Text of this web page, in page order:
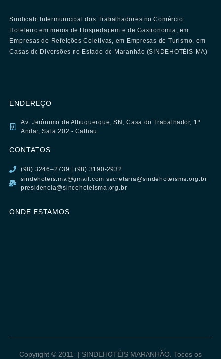
Sindicato Intermunicipal dos Trabalhadores no Comércio
Hoteleiro em meios de Hospedagem e de Gastronomia, em
Empresas de Refeições Coletivas, em Empresas de Turismo, em
Casas de Diversões no Estado do Maranhão (SINDEHOTÉIS-MA)
ENDEREÇO
Av. Jerônimo de Albuquerque, SN, Casa do Trabalhador, 1º
Andar, Sala 202 - Calhau
CONTATOS
(98) 3246–2739 | (98) 3190-2932
sindehoteis.ma@gmail.com secretaria@sindehoteisma.org.br
presidencia@sindehoteisma.org.br
ONDE ESTAMOS
Copyright © 2011- | SINDEHOTÉIS MARANHÃO. Todos os